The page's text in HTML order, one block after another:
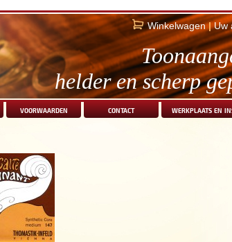
Winkelwagen | Uw
helder en scherp
voorwaarden contact werkplaats en